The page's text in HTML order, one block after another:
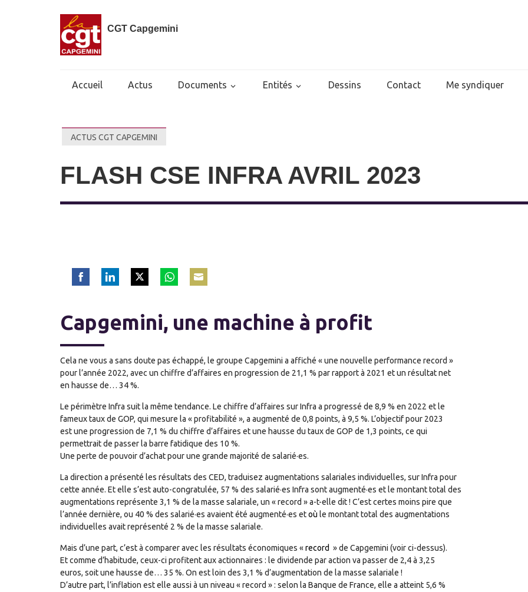
CGT Capgemini
Accueil Actus Documents Entités Dessins Contact Me syndiquer
ACTUS CGT CAPGEMINI
FLASH CSE INFRA AVRIL 2023
Facebook
Twitter
WhatsApp
Capgemini, une machine à profit
Cela ne vous a sans doute pas échappé, le groupe Capgemini a affiché « une nouvelle performance record »
pour l’année 2022, avec un chiffre d’affaires en progression de 21,1 % par rapport à 2021 et un résultat net
en hausse de… 34 %.
Le périmètre Infra suit la même tendance. Le chiffre d’affaires sur Infra a progressé de 8,9 % en 2022 et le
fameux taux de GOP, qui mesure la « profitabilité », a augmenté de 0,8 points, à 9,5 %. L’objectif pour 2023
est une progression de 7,1 % du chiffre d’affaires et une hausse du taux de GOP de 1,3 points, ce qui
permettrait de passer la barre fatidique des 10 %.
Une perte de pouvoir d’achat pour une grande majorité de salarié·es.
La direction a présenté les résultats des CED, traduisez augmentations salariales individuelles, sur Infra pour
cette année. Et elle s’est auto-congratulée, 57 % des salarié·es Infra sont augmenté·es et le montant total des
augmentations représente 3,1 % de la masse salariale, un « record » a-t-elle dit ! C’est certes moins pire que
l’année dernière, ou 40 % des salarié·es avaient été augmenté·es etoù le montant total des augmentations
individuelles avait représenté 2 % de la masse salariale.
Mais d’une part, c’est à comparer avec les résultats économiques «record » de Capgemini (voir ci-dessus).
Et comme d’habitude, ceux-ci profitent aux actionnaires : le dividende par action va passer de 2,4 à 3,25
euros, soit une hausse de… 35 %. On est loin des 3,1 % d’augmentation de la masse salariale !
D’autre part, l’inflation est elle aussi à un niveau « record » : selon la Banque de France, elle a atteint 5,6 %